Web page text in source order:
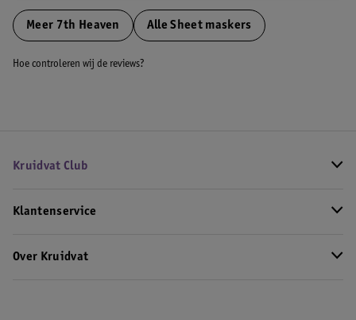
Meer 7th Heaven Alle Sheet maskers
Hoe controleren wij de reviews?
Kruidvat Club
Klantenservice
Over Kruidvat